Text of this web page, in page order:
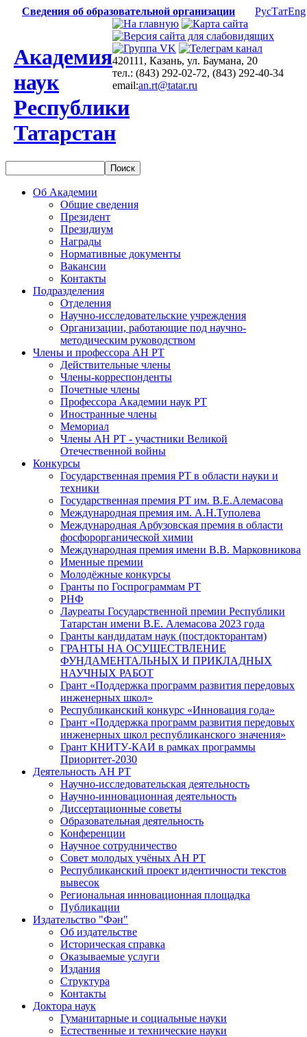
Сведения об образовательной организации РусТатEng
Академия
наук
Республики
Татарстан
420111, Казань, ул. Баумана, 20
тел.: (843) 292-02-72, (843) 292-40-34
email:an.rt@tatar.ru
Об Академии
Общие сведения
Президент
Президиум
Награды
Нормативные документы
Вакансии
Контакты
Подразделения
Отделения
Научно-исследовательские учреждения
Организации, работающие под научно-
методическим руководством
Члены и профессора АН РТ
Действительные члены
Члены-корреспонденты
Почетные члены
Профессора Академии наук РТ
Иностранные члены
Мемориал
Члены АН РТ - участники Великой
Отечественной войны
Конкурсы
Государственная премия РТ в области науки и
техники
Государственная премия РТ им. В.Е.Алемасова
Международная премия им. А.Н.Туполева
Международная Арбузовская премия в области
фосфорорганической химии
Международная премия имени В.В. Марковникова
Именные премии
Молодёжные конкурсы
Гранты по Госпрограммам РТ
РНФ
Лауреаты Государственной премии Республики
Татарстан имени В.Е. Алемасова 2023 года
Гранты кандидатам наук (постдокторантам)
ГРАНТЫ НА ОСУЩЕСТВЛЕНИЕ
ФУНДАМЕНТАЛЬНЫХ И ПРИКЛАДНЫХ
НАУЧНЫХ РАБОТ
Грант «Поддержка программ развития передовых
инженерных школ»
Республиканский конкурс «Инновация года»
Грант «Поддержка программ развития передовых
инженерных школ республиканского значения»
Грант КНИТУ-КАИ в рамках программы
Приоритет-2030
Деятельность АН РТ
Научно-исследовательская деятельность
Научно-инновационная деятельность
Диссертационные советы
Образовательная деятельность
Конференции
Научное сотрудничество
Совет молодых учёных АН РТ
Республиканский проект идентичности текстов
вывесок
Региональная инновационная площадка
Публикации
Издательство "Фән"
Об издательстве
Историческая справка
Оказываемые услуги
Издания
Структура
Контакты
Доктора наук
Гуманитарные и социальные науки
Естественные и технические науки